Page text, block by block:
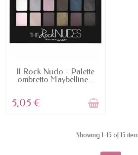
NON DISPONIBILE
Il Rock Nudo - Palette
ombretto Maybelline...
5,05 €
Showing 1-15 of 15